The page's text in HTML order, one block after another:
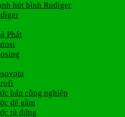
hút bình Rudiger
Phát
bán công nghiệp
để gầm
tủ đứng